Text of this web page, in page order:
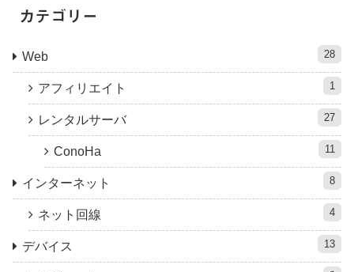
カテゴリー
Web 28
アフィリエイト 1
レンタルサーバ 27
ConoHa 11
インターネット 8
ネット回線 4
デバイス 13